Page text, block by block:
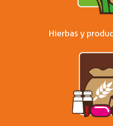
Hierbas y